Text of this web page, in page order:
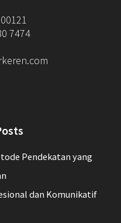
7474
Pendekatan yang
dan Komunikatif